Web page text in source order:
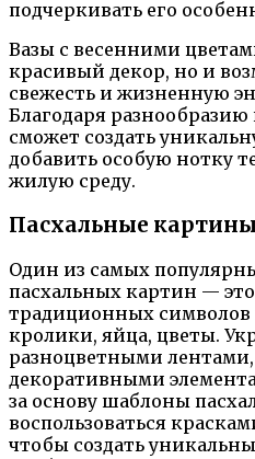
подчеркивать его
Вазы с весенними
красивый декор, но и
свежесть и жизненную
Благодаря
сможет создать
добавить особую нотку
жилую среду.
Пасхальные
Один из самых
пасхальных картин —
традиционных символов
кролики, яйца, цветы.
разноцветными
декоративными
за основу шаблоны
воспользоваться
чтобы создать